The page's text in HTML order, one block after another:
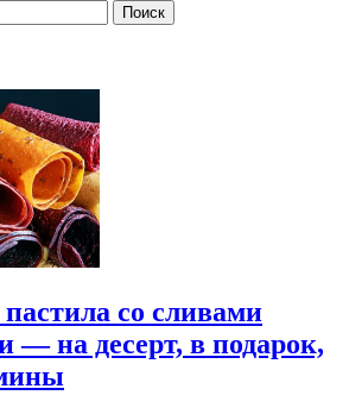
со сливами
— на десерт, в подарок,